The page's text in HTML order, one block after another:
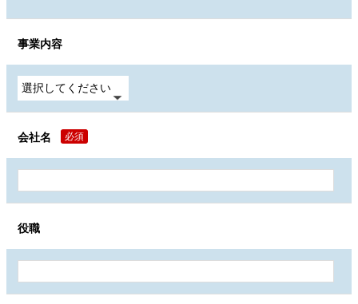
事業内容
会社名 必須
役職